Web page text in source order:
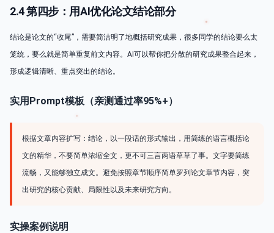
2.4 第四步：用AI优化论文结论部分
结论是论文的“收尾”，需要简洁明了地概括研究成果，很多同学的结论要么太
笼统，要么就是简单重复前文内容。AI可以帮你把分散的研究成果整合起来，
形成逻辑清晰、重点突出的结论。
实用Prompt模板（亲测通过率95%+）
根据文章内容扩写：结论，以一段话的形式输出，用简练的语言概括论
文的精华，不要简单浓缩全文，更不可三言两语草草了事。文字要简练
流畅，又能够独立成文。避免按照章节顺序简单罗列论文章节内容，突
出研究的核心贡献、局限性以及未来研究方向。
实操案例说明